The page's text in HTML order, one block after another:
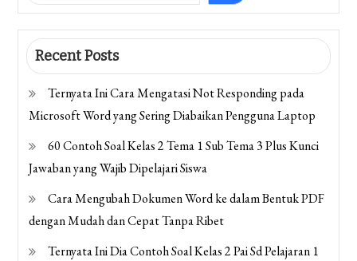
Recent Posts
Ternyata Ini Cara Mengatasi Not Responding pada
Microsoft Word yang Sering Diabaikan Pengguna Laptop
60 Contoh Soal Kelas 2 Tema 1 Sub Tema 3 Plus Kunci
Jawaban yang Wajib Dipelajari Siswa
Cara Mengubah Dokumen Word ke dalam Bentuk PDF
dengan Mudah dan Cepat Tanpa Ribet
Ternyata Ini Dia Contoh Soal Kelas 2 Pai Sd Pelajaran 1